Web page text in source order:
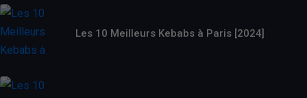
Les 10 Meilleurs Kebabs à Paris [2024]